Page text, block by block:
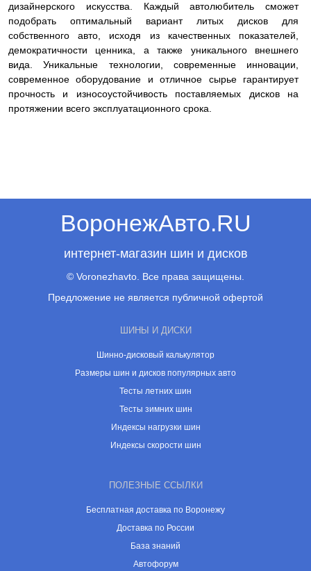
дизайнерского искусства. Каждый автолюбитель сможет
подобрать оптимальный вариант литых дисков для
собственного авто, исходя из качественных показателей,
демократичности ценника, а также уникального внешнего
вида. Уникальные технологии, современные инновации,
современное оборудование и отличное сырье гарантирует
прочность и износоустойчивость поставляемых дисков на
протяжении всего эксплуатационного срока.
ВоронежАвто.RU
интернет-магазин шин и дисков
© Voronezhavto. Все права защищены.
Предложение не является публичной офертой
ШИНЫ И ДИСКИ
Шинно-дисковый калькулятор
Размеры шин и дисков популярных авто
Тесты летних шин
Тесты зимних шин
Индексы нагрузки шин
Индексы скорости шин
ПОЛЕЗНЫЕ ССЫЛКИ
Бесплатная доставка по Воронежу
Доставка по России
База знаний
Автофорум